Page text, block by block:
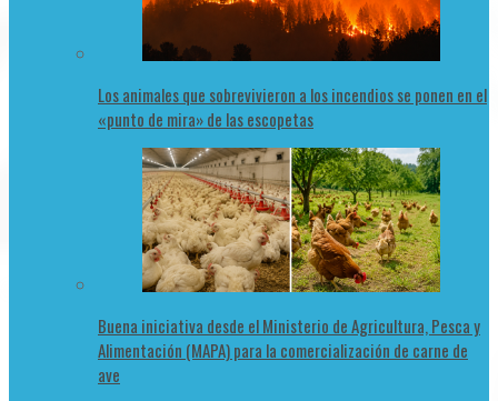
Los animales que sobrevivieron a los incendios se ponen en el
«punto de mira» de las escopetas
Buena iniciativa desde el Ministerio de Agricultura, Pesca y
Alimentación (MAPA) para la comercialización de carne de
ave